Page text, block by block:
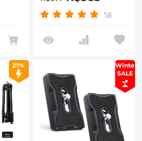
carga, trava de
alternância reflexiva
com cabeça CNC BH-
28L, com clipe para
58
27%
Winter
SALE